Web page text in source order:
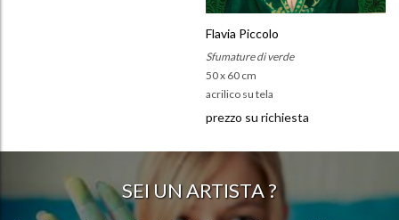
Flavia Piccolo
Sfumature di verde
50 x 60 cm
acrilico su tela
prezzo su richiesta
SEI UN ARTISTA ?